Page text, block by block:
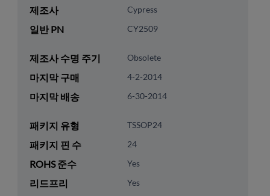
제조사 Cypress
일반 PN CY2509
제조사 수명 주기 Obsolete
마지막 구매 4-2-2014
마지막 배송 6-30-2014
패키지 유형 TSSOP24
패키지 핀 수 24
ROHS 준수 Yes
리드프리 Yes